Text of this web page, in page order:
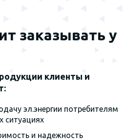
заказывать у
клиенты и
эл.энергии потребителям
ситуациях
и надежность